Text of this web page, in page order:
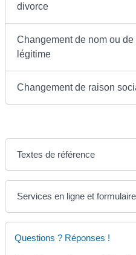
divorce
Changement de nom ou
légitime
Changement de raison
Textes de référence
Services en ligne et
Questions ? Réponses !